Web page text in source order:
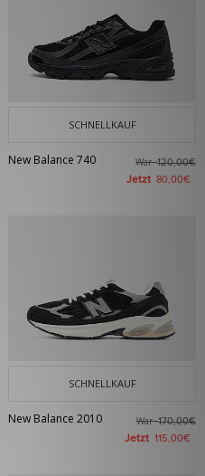
SCHNELLKAUF
New Balance 740 War120,00€
Jetzt 80,00€
SCHNELLKAUF
New Balance 2010 War170,00€
Jetzt 115,00€